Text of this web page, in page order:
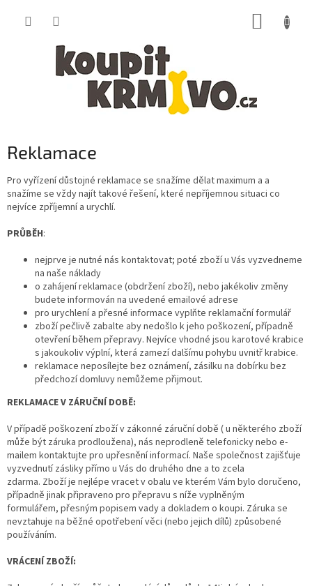
Reklamace
Pro vyřízení důstojné reklamace se snažíme dělat maximum a a
snažíme se vždy najít takové řešení, které nepříjemnou situaci co
nejvíce zpříjemní a urychlí.
PRŮBĚH:
nejprve je nutné nás kontaktovat; poté zboží u Vás vyzvedneme
na naše náklady
o zahájení reklamace (obdržení zboží), nebo jakékoliv změny
budete informován na uvedené emailové adrese
pro urychlení a přesné informace vyplňte reklamační formulář
zboží pečlivě zabalte aby nedošlo k jeho poškození, případně
otevření během přepravy. Nejvíce vhodné jsou karotové krabice
s jakoukoliv výplní, která zamezí dalšímu pohybu uvnitř krabice.
reklamace neposílejte bez oznámení, zásilku na dobírku bez
předchozí domluvy nemůžeme přijmout.
REKLAMACE V ZÁRUČNÍ DOBĚ:
V případě poškození zboží v zákonné záruční době ( u některého zboží
může být záruka prodloužena), nás neprodleně telefonicky nebo e-
mailem kontaktujte pro upřesnění informací. Naše společnost zajišťuje
vyzvednutí zásliky přímo u Vás do druhého dne a to zcela
zdarma. Zboží je nejlépe vracet v obalu ve kterém Vám bylo doručeno,
případně jinak připraveno pro přepravu s níže vyplněným
formulářem, přesným popisem vady a dokladem o koupi. Záruka se
nevztahuje na běžné opotřebení věci (nebo jejich dílů) způsobené
používáním.
VRÁCENÍ ZBOŽÍ: